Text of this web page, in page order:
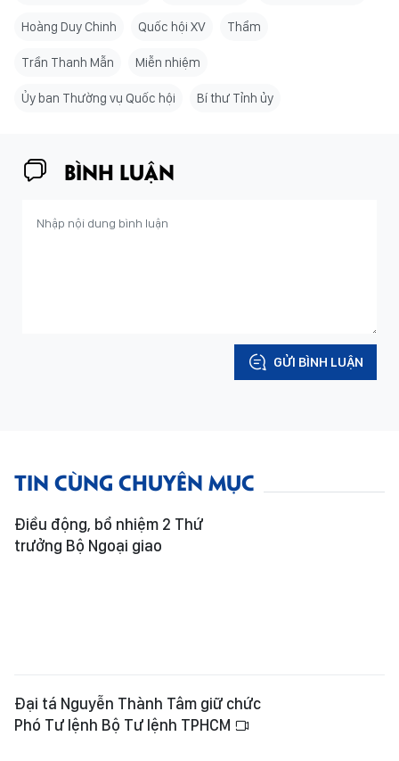
Hoàng Duy Chinh Quốc hội XV Thẩm
Trần Thanh Mẫn Miễn nhiệm
Ủy ban Thường vụ Quốc hội Bí thư Tỉnh ủy
BÌNH LUẬN
GỬI BÌNH LUẬN
TIN CÙNG CHUYÊN MỤC
Điều động, bổ nhiệm 2 Thứ
trưởng Bộ Ngoại giao
Đại tá Nguyễn Thành Tâm giữ chức
Phó Tư lệnh Bộ Tư lệnh TPHCM